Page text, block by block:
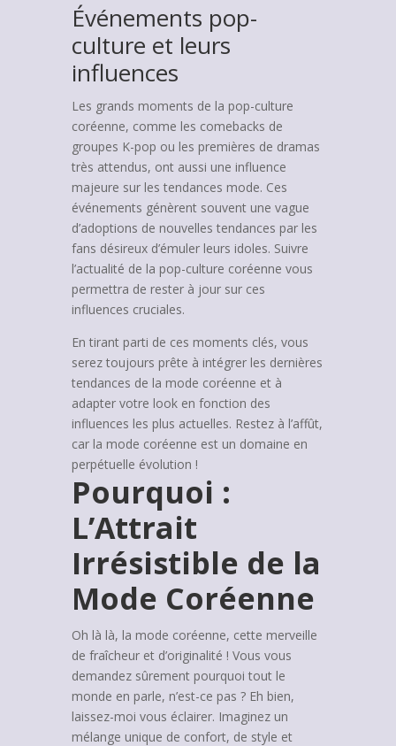
Événements pop-
culture et leurs
influences
Les grands moments de la pop-culture
coréenne, comme les comebacks de
groupes K-pop ou les premières de dramas
très attendus, ont aussi une influence
majeure sur les tendances mode. Ces
événements génèrent souvent une vague
d’adoptions de nouvelles tendances par les
fans désireux d’émuler leurs idoles. Suivre
l’actualité de la pop-culture coréenne vous
permettra de rester à jour sur ces
influences cruciales.
En tirant parti de ces moments clés, vous
serez toujours prête à intégrer les dernières
tendances de la mode coréenne et à
adapter votre look en fonction des
influences les plus actuelles. Restez à l’affût,
car la mode coréenne est un domaine en
perpétuelle évolution !
Pourquoi :
L’Attrait
Irrésistible de la
Mode Coréenne
Oh là là, la mode coréenne, cette merveille
de fraîcheur et d’originalité ! Vous vous
demandez sûrement pourquoi tout le
monde en parle, n’est-ce pas ? Eh bien,
laissez-moi vous éclairer. Imaginez un
mélange unique de confort, de style et